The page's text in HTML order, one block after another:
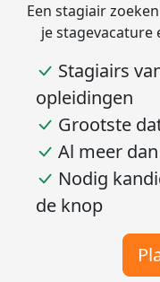
Een stagiair
je stagevacature
Stagiairs
opleidingen
Grootste
Al meer
Nodig
de knop